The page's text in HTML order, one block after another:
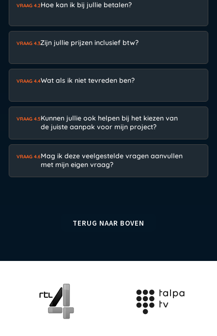
VRAAG 4.2Hoe kan ik bij jullie betalen?
VRAAG 4.3Zijn jullie prijzen inclusief btw?
VRAAG 4.4Wat als ik niet tevreden ben?
VRAAG 4.5Kunnen jullie ook helpen bij het kiezen van
de juiste aanpak voor mijn project?
VRAAG 4.6Mag ik deze veelgestelde vragen aanvullen
met mijn eigen vraag?
TERUG NAAR BOVEN